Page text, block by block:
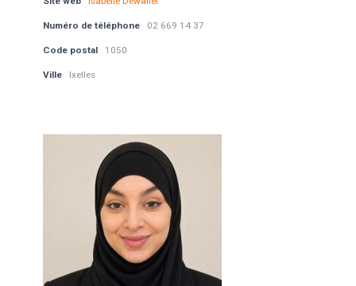
Numéro de téléphone 02 669 14 37
Code postal 1050
Ville Ixelles